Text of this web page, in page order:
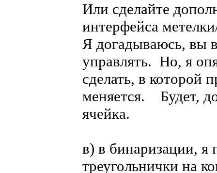
Или сделайте
интерфейса
Я догадываюсь, вы
управлять. Но, я
сделать, в которой
меняется. Будет,
ячейка.
в) в бинаризации,
треугольнички на